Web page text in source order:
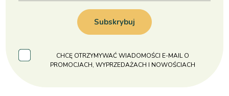
Subskrybuj
CHCĘ OTRZYMYWAĆ WIADOMOŚCI E-MAIL O
PROMOCJACH, WYPRZEDAŻACH I NOWOŚCIACH